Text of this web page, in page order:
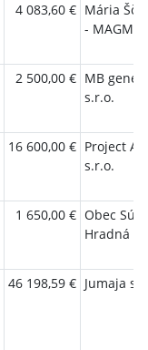
4 083,60 € Mária
- MAGMA
2 500,00 € MB
s.r.o.
16 600,00 € Project
s.r.o.
1 650,00 € Obec
Hradná
46 198,59 € Jumaja